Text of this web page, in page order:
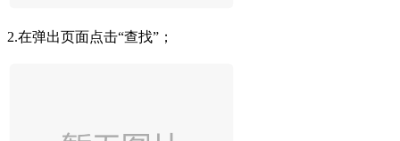
2.在弹出页面点击“查找”；